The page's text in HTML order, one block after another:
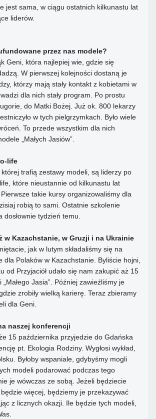
jest sama, w ciągu ostatnich kilkunastu lat
liderów.
przez nas modele?
Geni, która najlepiej wie, gdzie się
W pierwszej kolejności dostaną je
którzy mają stały kontakt z kobietami w
dla nich stały program. Po prostu
do Matki Bożej. Już ok. 800 lekarzy
w tych pielgrzymkach. Było wiele
To przede wszystkim dla nich
„Małych Jasiów”.
life
trafią zestawy modeli, są liderzy po
które nieustannie od kilkunastu lat
takie kursy organizowaliśmy dla
robią to sami. Ostatnie szkolenie
dosłownie tydzień temu.
w Kazachstanie, w Gruzji i na Ukrainie
jak w lutym składaliśmy się na
dla Polaków w Kazachstanie. Byliście hojni,
od Przyjaciół udało się nam zakupić aż 15
Jasia”. Później zawieźliśmy je
zrobiły wielką karierę. Teraz zbieramy
dla Geni.
naszej konferencji
15 października przyjedzie do Gdańska
pt. Ekologia Rodziny. Wygłosi wykład,
Byłoby wspaniale, gdybyśmy mogli
modeli podarować podczas tego
je wówczas ze sobą. Jeżeli będziecie
więcej, będziemy je przekazywać
z licznych okazji. Ile będzie tych modeli,